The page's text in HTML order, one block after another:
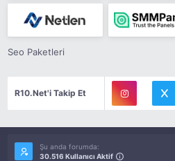
Seo Paketleri
R10.Net'i Takip Et
Şu anda forumda:
30.516 Kullanıcı Aktif